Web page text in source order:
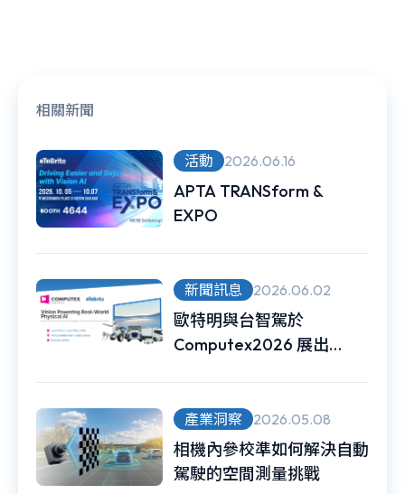
相關新聞
活動 2026.06.16
APTA TRANSform &
EXPO
新聞訊息 2026.06.02
歐特明與台智駕於
Computex2026 展出
界感知力
產業洞察 2026.05.08
相機內參校準如何解決自動
駕駛的空間測量挑戰